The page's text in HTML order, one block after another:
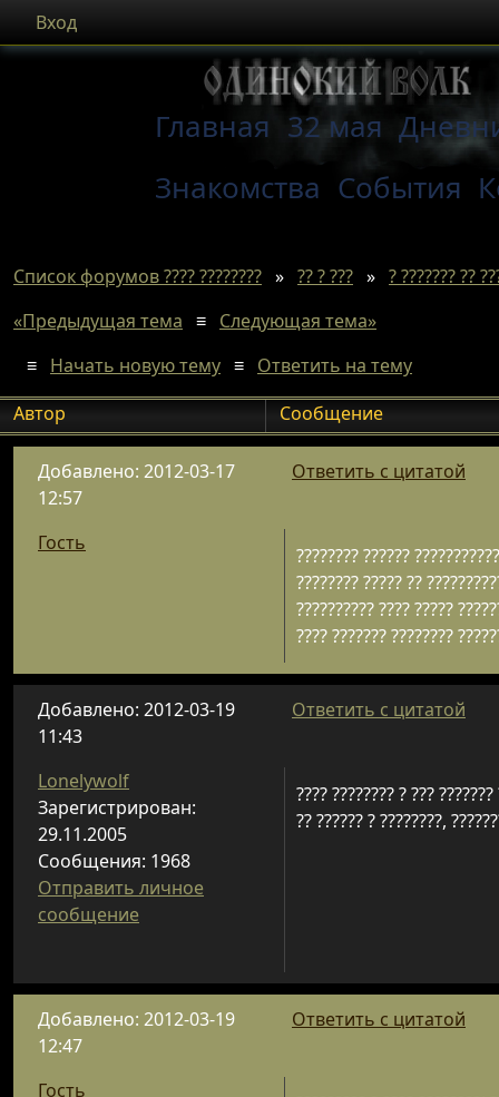
Вход
Главная 32 мая
Знакомства События
Список форумов ???? ???????? » ?? ? ??? » ? ??????? ??
«Предыдущая тема ≡ Следующая тема»
≡ Начать новую тему ≡ Ответить на тему
Автор
Сообщение
Добавлено: 2012-03-17
12:57
Ответить с цитатой
Гость
???????? ??????
???????? ????? ??
?????????? ???? ?????
???? ??????? ????????
Добавлено: 2012-03-19
11:43
Ответить с цитатой
Lonelywolf
Зарегистрирован:
29.11.2005
Сообщения: 1968
Отправить личное
сообщение
???? ???????? ? ???
?? ?????? ? ????????,
Добавлено: 2012-03-19
12:47
Ответить с цитатой
Гость